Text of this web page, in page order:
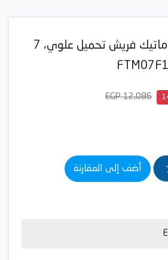
غسالة ملابس اتوماتيك فريش تحميل علوي، 7
12,086 EGP
أضف إلى المقارنة